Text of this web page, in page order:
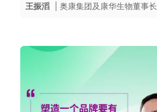
王振滔 | 奥康集团及康华生物董事长